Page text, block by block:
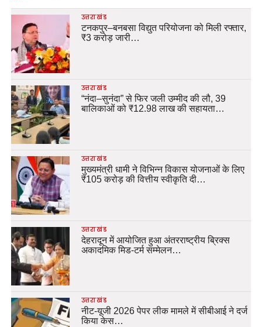
उत्तराखंड
टनकपुर–बनबसा विद्युत परियोजना को मिली रफ्तार,
₹3 करोड़ जारी…
उत्तराखंड
“नंदा–सुनंदा” से फिर जली उम्मीद की लौ, 39
बालिकाओं को ₹12.98 लाख की सहायता…
उत्तराखंड
मुख्यमंत्री धामी ने विभिन्न विकास योजनाओं के लिए
₹105 करोड़ की वित्तीय स्वीकृति दी…
उत्तराखंड
देहरादून में आयोजित हुआ अंतरराष्ट्रीय ब्रिक्स
अकादमिक मिड-टर्म सम्मेलन…
उत्तराखंड
नीट-यूजी 2026 पेपर लीक मामले में सीबीआई ने दर्ज
किया केस…